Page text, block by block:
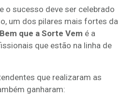
o sucesso deve ser celebrado
um dos pilares mais fortes da
que a Sorte Vem é a
que estão na linha de
que realizaram as
ganharam: